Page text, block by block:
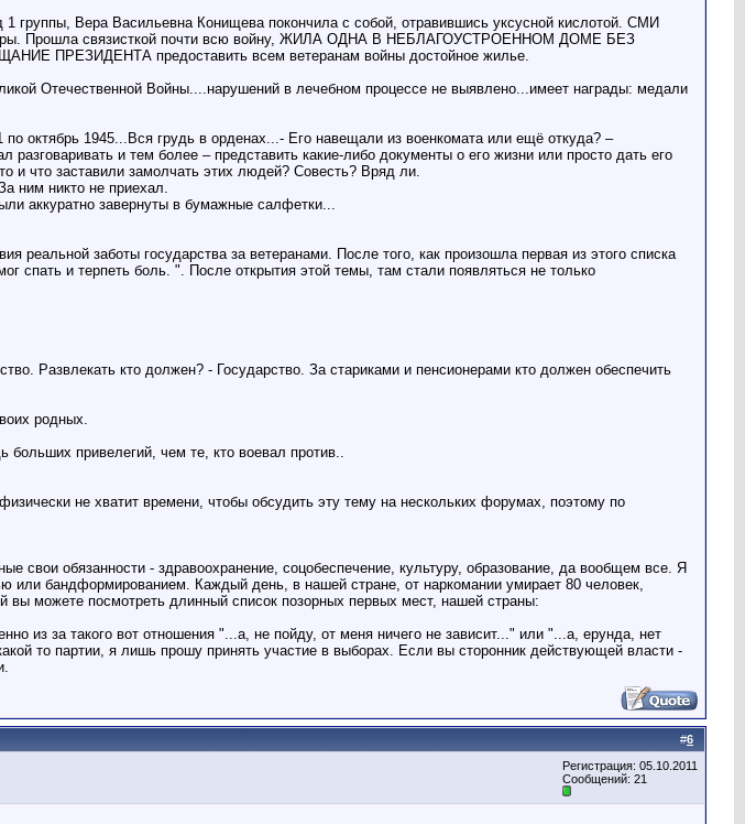
группы, Вера Васильевна Конищева покончила с собой, отравившись уксусной кислотой. СМИ
Прошла связисткой почти всю войну, ЖИЛА ОДНА В НЕБЛАГОУСТРОЕННОМ ДОМЕ БЕЗ
предоставить всем ветеранам войны достойное жилье.
Отечественной Войны....нарушений в лечебном процессе не выявлено...имеет награды: медали
октябрь 1945...Вся грудь в орденах...- Его навещали из военкомата или ещё откуда? –
и тем более – представить какие-либо документы о его жизни или просто дать его
и что заставили замолчать этих людей? Совесть? Вряд ли.
ним никто не приехал.
аккуратно завернуты в бумажные салфетки...
заботы государства за ветеранами. После того, как произошла первая из этого списка
спать и терпеть боль. ". После открытия этой темы, там стали появляться не только
Развлекать кто должен? - Государство. За стариками и пенсионерами кто должен обеспечить
родных.
привелегий, чем те, кто воевал против..
не хватит времени, чтобы обсудить эту тему на нескольких форумах, поэтому по
свои обязанности - здравоохранение, соцобеспечение, культуру, образование, да вообщем все. Я
или бандформированием. Каждый день, в нашей стране, от наркомании умирает 80 человек,
вы можете посмотреть длинный список позорных первых мест, нашей страны:
из за такого вот отношения "...а, не пойду, от меня ничего не зависит..." или "...а, ерунда, нет
то партии, я лишь прошу принять участие в выборах. Если вы сторонник действующей власти -
#6
Регистрация: 05.10.2011
Сообщений: 21